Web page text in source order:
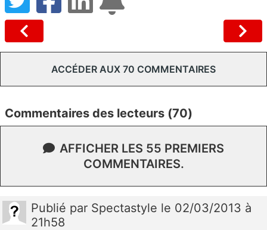
ACCÉDER AUX 70 COMMENTAIRES
Commentaires des lecteurs (70)
AFFICHER LES 55 PREMIERS
COMMENTAIRES.
Publié par Spectastyle le 02/03/2013 à
21h58